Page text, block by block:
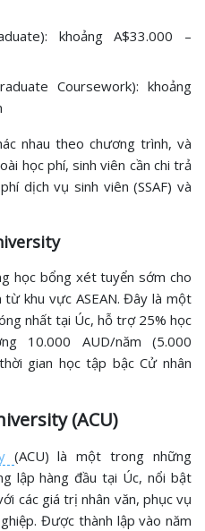
khoảng A$33.000 –
Coursework): khoảng
nhau theo chương trình, và
học phí, sinh viên cần chi trả
dịch vụ sinh viên (SSAF) và
học bổng xét tuyển sớm cho
khu vực ASEAN. Đây là một
nhất tại Úc, hỗ trợ 25% học
10.000 AUD/năm (5.000
gian học tập bậc Cử nhân
(ACU)
(ACU) là một trong những
lập hàng đầu tại Úc, nổi bật
các giá trị nhân văn, phục vụ
Được thành lập vào năm